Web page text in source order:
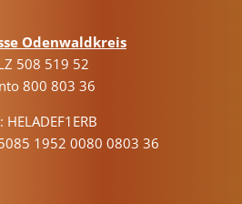
Odenwaldkreis
508 519 52
800 803 36
HELADEF1ERB
1952 0080 0803 36